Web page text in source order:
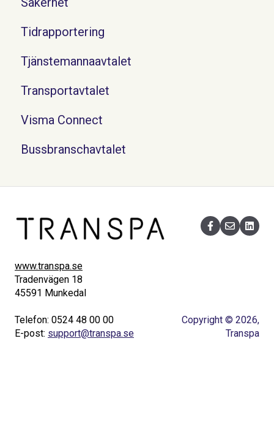
Tidrapportering
Tjänstemannaavtalet
Transportavtalet
Visma Connect
Bussbranschavtalet
www.transpa.se
Tradenvägen 18
45591 Munkedal
Telefon: 0524 48 00 00
E-post: support@transpa.se
Copyright © 2026,
Transpa